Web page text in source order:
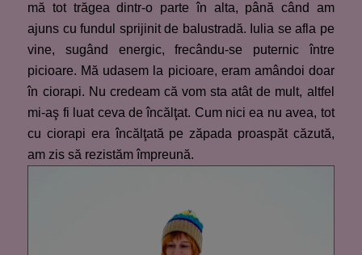
mă tot trăgea dintr-o parte în alta, până când am
ajuns cu fundul sprijinit de balustradă. Iulia se afla pe
vine, sugând energic, frecându-se puternic între
picioare. Mă udasem la picioare, eram amândoi doar
în ciorapi. Nu credeam că vom sta atât de mult, altfel
mi-aş fi luat ceva de încălţat. Cum nici ea nu avea, tot
cu ciorapi era încălţată pe zăpada proaspăt căzută,
am zis să rezistăm împreună.